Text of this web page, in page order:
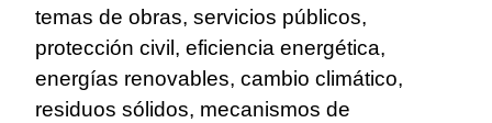
temas de obras, servicios públicos,
protección civil, eficiencia energética,
energías renovables, cambio climático,
residuos sólidos, mecanismos de